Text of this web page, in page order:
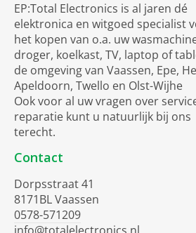
EP:Total Electronics is al jaren dé
elektronica en witgoed specialist
het kopen van o.a. uw
droger, koelkast, TV, laptop of
de omgeving van Vaassen, Epe,
Apeldoorn, Twello en Olst-Wijhe
Ook voor al uw vragen over
reparatie kunt u natuurlijk bij ons
terecht.
Contact
Dorpsstraat 41
8171BL Vaassen
0578-571209